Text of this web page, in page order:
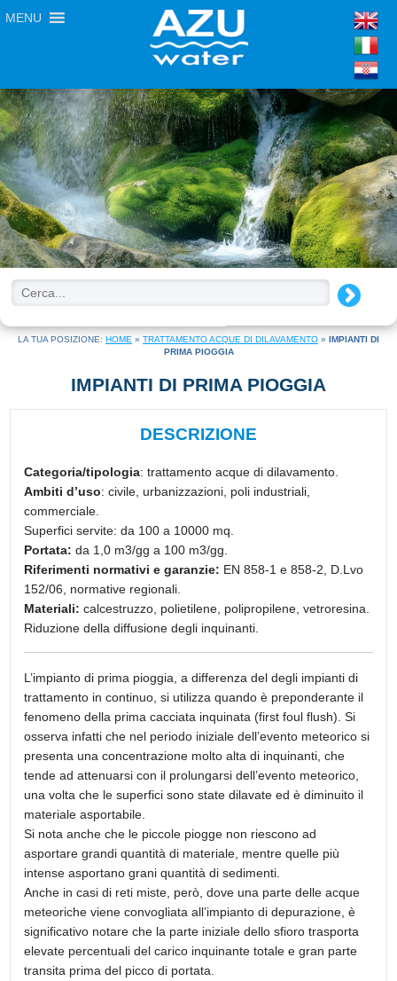
MENU
LA TUA POSIZIONE: HOME » TRATTAMENTO ACQUE DI DILAVAMENTO » IMPIANTI DI
PRIMA PIOGGIA
IMPIANTI DI PRIMA PIOGGIA
DESCRIZIONE
Categoria/tipologia: trattamento acque di dilavamento.
Ambiti d’uso: civile, urbanizzazioni, poli industriali,
commerciale.
Superfici servite: da 100 a 10000 mq.
Portata: da 1,0 m3/gg a 100 m3/gg.
Riferimenti normativi e garanzie: EN 858-1 e 858-2, D.Lvo
152/06, normative regionali.
Materiali: calcestruzzo, polietilene, polipropilene, vetroresina.
Riduzione della diffusione degli inquinanti.
L’impianto di prima pioggia, a differenza del degli impianti di
trattamento in continuo, si utilizza quando è preponderante il
fenomeno della prima cacciata inquinata (first foul flush). Si
osserva infatti che nel periodo iniziale dell’evento meteorico si
presenta una concentrazione molto alta di inquinanti, che
tende ad attenuarsi con il prolungarsi dell’evento meteorico,
una volta che le superfici sono state dilavate ed è diminuito il
materiale asportabile.
Si nota anche che le piccole piogge non riescono ad
asportare grandi quantità di materiale, mentre quelle più
intense asportano grani quantità di sedimenti.
Anche in casi di reti miste, però, dove una parte delle acque
meteoriche viene convogliata all’impianto di depurazione, è
significativo notare che la parte iniziale dello sfioro trasporta
elevate percentuali del carico inquinante totale e gran parte
transita prima del picco di portata.